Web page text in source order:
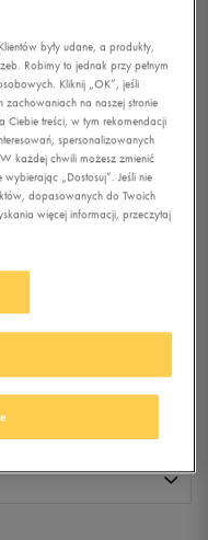
od nas powiadomienie.
były udane, a produkty,
Robimy to jednak przy pełnym
Kliknij „OK”, jeśli
na naszej stronie
treści, w tym rekomendacji
spersonalizowanych
każdej chwili możesz zmienić
„Dostosuj”. Jeśli nie
dopasowanych do Twoich
więcej informacji, przeczytaj